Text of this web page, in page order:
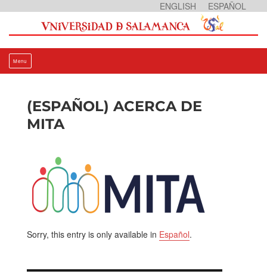
ESPAÑOL
ENGLISH
Menu
(ESPAÑOL) ACERCA DE
MITA
Sorry, this entry is only available in Español.